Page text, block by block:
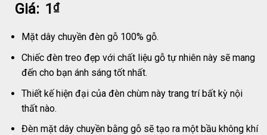
Giá: 1 ₫
Mặt dây chuyền đèn gỗ 100% gỗ.
Chiếc đèn treo đẹp với chất liệu gỗ tự nhiên này sẽ mang
đến cho bạn ánh sáng tốt nhất.
Thiết kế hiện đại của đèn chùm này trang trí bất kỳ nội
thất nào.
Đèn mặt dây chuyền bằng gỗ sẽ tạo ra một bầu không khí